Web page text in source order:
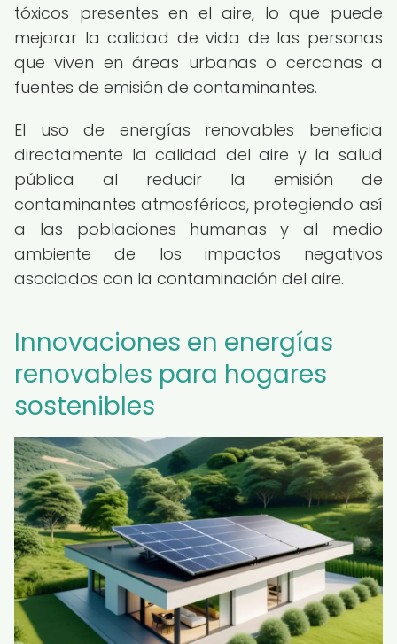
tóxicos presentes en el aire, lo que puede
mejorar la calidad de vida de las personas
que viven en áreas urbanas o cercanas a
fuentes de emisión de contaminantes.
El uso de energías renovables beneficia
directamente la calidad del aire y la salud
pública al reducir la emisión de
contaminantes atmosféricos, protegiendo así
a las poblaciones humanas y al medio
ambiente de los impactos negativos
asociados con la contaminación del aire.
Innovaciones en energías
renovables para hogares
sostenibles